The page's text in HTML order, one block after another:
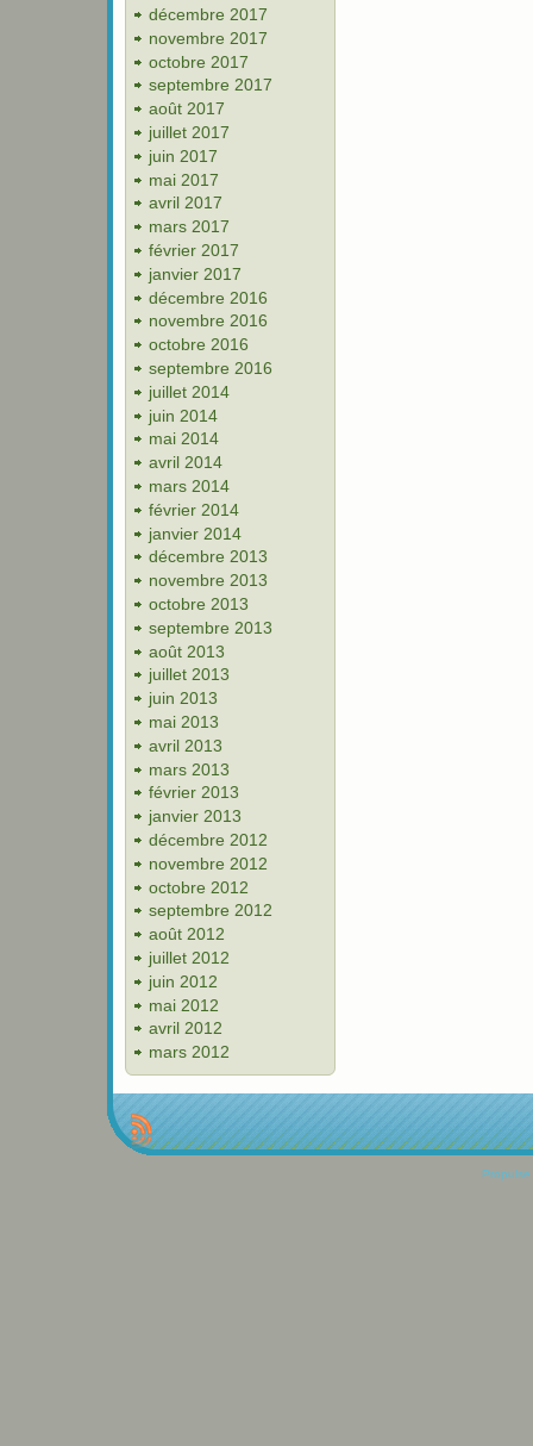
décembre 2017
novembre 2017
octobre 2017
septembre 2017
août 2017
juillet 2017
juin 2017
mai 2017
avril 2017
mars 2017
février 2017
janvier 2017
décembre 2016
novembre 2016
octobre 2016
septembre 2016
juillet 2014
juin 2014
mai 2014
avril 2014
mars 2014
février 2014
janvier 2014
décembre 2013
novembre 2013
octobre 2013
septembre 2013
août 2013
juillet 2013
juin 2013
mai 2013
avril 2013
mars 2013
février 2013
janvier 2013
décembre 2012
novembre 2012
octobre 2012
septembre 2012
août 2012
juillet 2012
juin 2012
mai 2012
avril 2012
mars 2012